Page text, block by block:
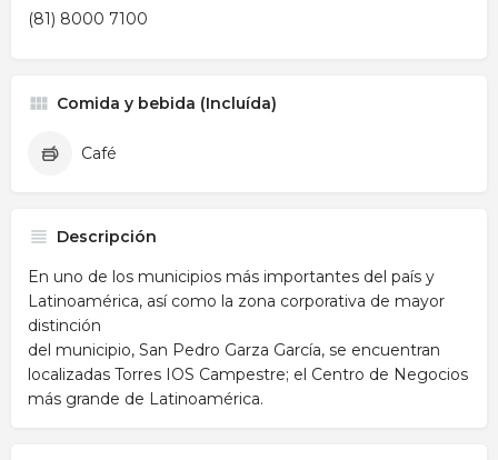
(81) 8000 7100
Comida y bebida (Incluída)
Café
Descripción
En uno de los municipios más importantes del país y
Latinoamérica, así como la zona corporativa de mayor
distinción
del municipio, San Pedro Garza García, se encuentran
localizadas Torres IOS Campestre; el Centro de Negocios
más grande de Latinoamérica.